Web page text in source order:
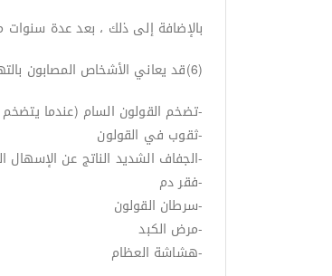
بالإضافة إلى ذلك ، بعد عدة سنوات
(6)قد يعاني الأشخاص المصابون بالتهاب القولون التقرحي أيضًا من مضاعفات. بعض هذه تشمل:
-تضخم القولون السام (عندما
-ثقوب في القولون
-الجفاف الشديد الناتج عن الإسهال
-فقر دم
-سرطان القولون
-مرض الكبد
-هشاشة العظام